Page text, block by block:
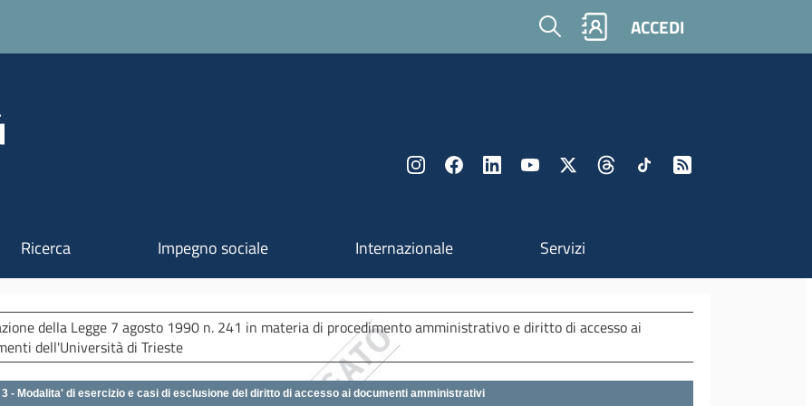
Cerca ACCEDI
Ricerca Impegno sociale Internazionale Servizi
della Legge 7 agosto 1990 n. 241 in materia di procedimento amministrativo e diritto di accesso ai
dell'Università di Trieste
3 - Modalita' di esercizio e casi di esclusione del diritto di accesso ai documenti amministrativi